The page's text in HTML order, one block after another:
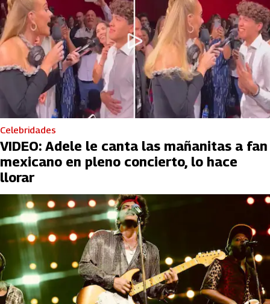
Celebridades
VIDEO: Adele le canta las mañanitas a fan
mexicano en pleno concierto, lo hace
llorar